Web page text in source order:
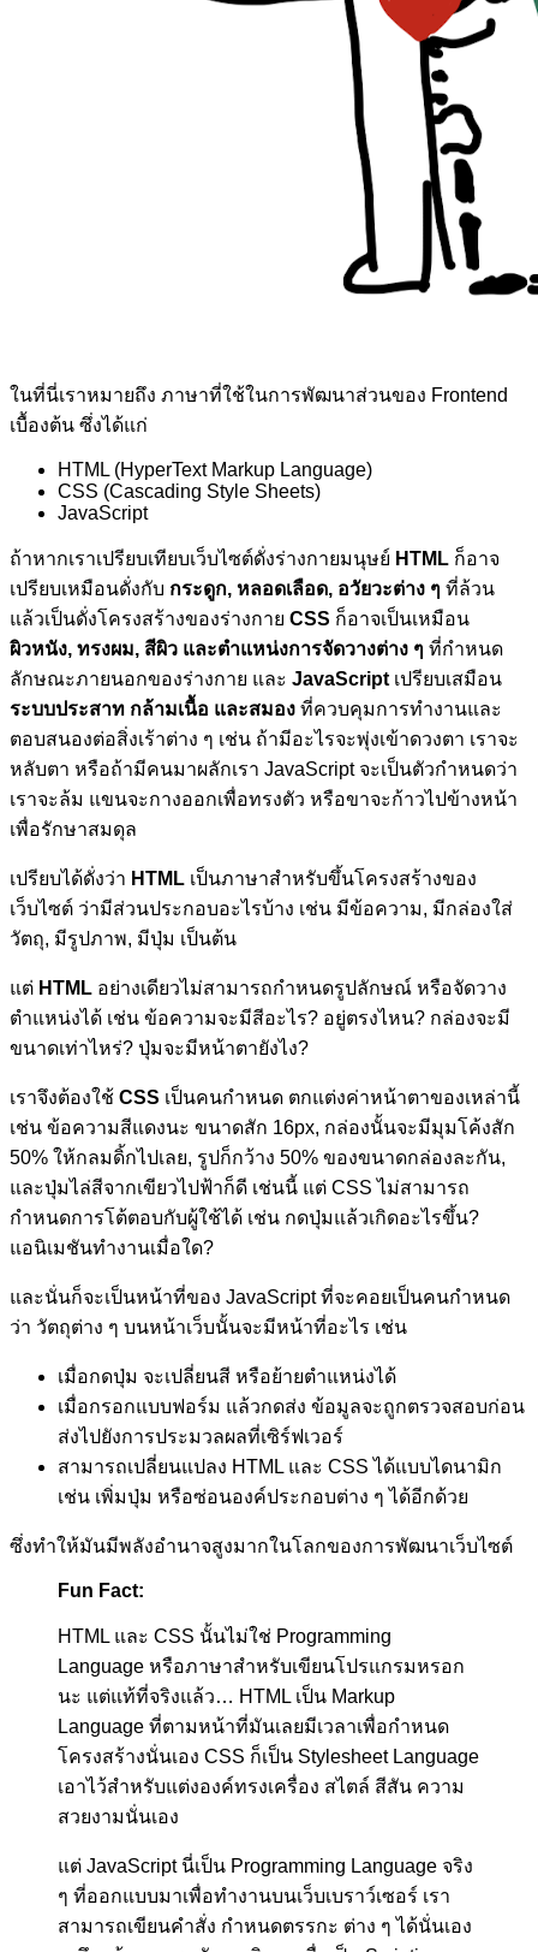
ในที่นี่เราหมายถึง ภาษาที่ใช้ในการพัฒนาส่วนของ Frontend
เบื้องต้น ซึ่งได้แก่
HTML (HyperText Markup Language)
CSS (Cascading Style Sheets)
JavaScript
ถ้าหากเราเปรียบเทียบเว็บไซต์ดั่งร่างกายมนุษย์ HTML ก็อาจ
เปรียบเหมือนดั่งกับ กระดูก, หลอดเลือด, อวัยวะต่าง ๆ ที่ล้วน
แล้วเป็นดั่งโครงสร้างของร่างกาย CSS ก็อาจเป็นเหมือน
ผิวหนัง, ทรงผม, สีผิว และตำแหน่งการจัดวางต่าง ๆ ที่กำหนด
ลักษณะภายนอกของร่างกาย และ JavaScript เปรียบเสมือน
ระบบประสาท กล้ามเนื้อ และสมอง ที่ควบคุมการทำงานและ
ตอบสนองต่อสิ่งเร้าต่าง ๆ เช่น ถ้ามีอะไรจะพุ่งเข้าดวงตา เราจะ
หลับตา หรือถ้ามีคนมาผลักเรา JavaScript จะเป็นตัวกำหนดว่า
เราจะล้ม แขนจะกางออกเพื่อทรงตัว หรือขาจะก้าวไปข้างหน้า
เพื่อรักษาสมดุล
เปรียบได้ดั่งว่า HTML เป็นภาษาสำหรับขึ้นโครงสร้างของ
เว็บไซต์ ว่ามีส่วนประกอบอะไรบ้าง เช่น มีข้อความ, มีกล่องใส่
วัตถุ, มีรูปภาพ, มีปุ่ม เป็นต้น
แต่ HTML อย่างเดียวไม่สามารถกำหนดรูปลักษณ์ หรือจัดวาง
ตำแหน่งได้ เช่น ข้อความจะมีสีอะไร? อยู่ตรงไหน? กล่องจะมี
ขนาดเท่าไหร่? ปุ่มจะมีหน้าตายังไง?
เราจึงต้องใช้ CSS เป็นคนกำหนด ตกแต่งค่าหน้าตาของเหล่านี้
เช่น ข้อความสีแดงนะ ขนาดสัก 16px, กล่องนั้นจะมีมุมโค้งสัก
50% ให้กลมดิ้กไปเลย, รูปก็กว้าง 50% ของขนาดกล่องละกัน,
และปุ่มไล่สีจากเขียวไปฟ้าก็ดี เช่นนี้ แต่ CSS ไม่สามารถ
กำหนดการโต้ตอบกับผู้ใช้ได้ เช่น กดปุ่มแล้วเกิดอะไรขึ้น?
แอนิเมชันทำงานเมื่อใด?
และนั่นก็จะเป็นหน้าที่ของ JavaScript ที่จะคอยเป็นคนกำหนด
ว่า วัตถุต่าง ๆ บนหน้าเว็บนั้นจะมีหน้าที่อะไร เช่น
เมื่อกดปุ่ม จะเปลี่ยนสี หรือย้ายตำแหน่งได้
เมื่อกรอกแบบฟอร์ม แล้วกดส่ง ข้อมูลจะถูกตรวจสอบก่อน
ส่งไปยังการประมวลผลที่เซิร์ฟเวอร์
สามารถเปลี่ยนแปลง HTML และ CSS ได้แบบไดนามิก
เช่น เพิ่มปุ่ม หรือซ่อนองค์ประกอบต่าง ๆ ได้อีกด้วย
ซึ่งทำให้มันมีพลังอำนาจสูงมากในโลกของการพัฒนาเว็บไซต์
Fun Fact:
HTML และ CSS นั้นไม่ใช่ Programming
Language หรือภาษาสำหรับเขียนโปรแกรมหรอก
นะ แต่แท้ที่จริงแล้ว… HTML เป็น Markup
Language ที่ตามหน้าที่มันเลยมีเวลาเพื่อกำหนด
โครงสร้างนั่นเอง CSS ก็เป็น Stylesheet Language
เอาไว้สำหรับแต่งองค์ทรงเครื่อง สไตล์ สีสัน ความ
สวยงามนั่นเอง
แต่ JavaScript นี่เป็น Programming Language จริง
ๆ ที่ออกแบบมาเพื่อทำงานบนเว็บเบราว์เซอร์ เรา
สามารถเขียนคำสั่ง กำหนดตรรกะ ต่าง ๆ ได้นั่นเอง